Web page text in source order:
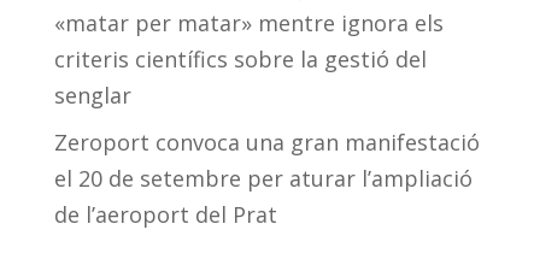
«matar per matar» mentre ignora els
criteris científics sobre la gestió del
senglar
Zeroport convoca una gran manifestació
el 20 de setembre per aturar l’ampliació
de l’aeroport del Prat